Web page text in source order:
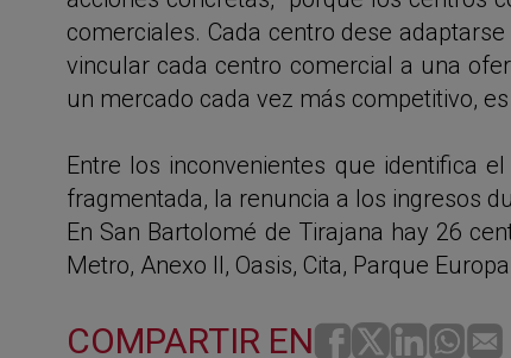
comerciales. Cada centro dese
vincular cada centro comercial a una
un mercado cada vez más competitivo,
Entre los inconvenientes que identifica
fragmentada, la renuncia a los ingresos
En San Bartolomé de Tirajana hay 26
Metro, Anexo II, Oasis, Cita, Parque
COMPARTIR EN